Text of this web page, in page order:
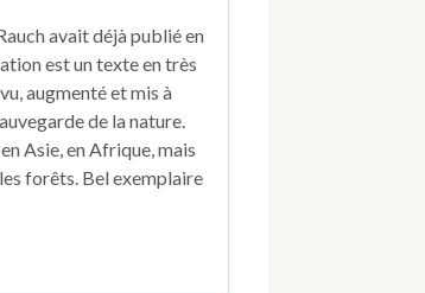
avait déjà publié en
est un texte en très
augmenté et mis à
de la nature.
Asie, en Afrique, mais
forêts. Bel exemplaire